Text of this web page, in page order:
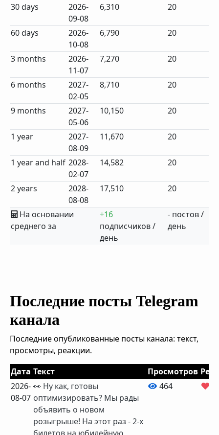
30 days
2026-
09-08
6,310 20
60 days
2026-
10-08
6,790 20
3 months
2026-
11-07
7,270 20
6 months
2027-
02-05
8,710 20
9 months
2027-
05-06
10,150 20
1 year
2027-
08-09
11,670 20
1 year and half 2028-
02-07
14,582 20
2 years
2028-
08-08
17,510 20
На основании
среднего за
+16
подписчиков /
день
- постов /
день
Последние посты Telegram
канала
Последние опубликованные посты канала: текст,
просмотры, реакции.
Дата Текст Просмотров
2026-
08-07
👀 Ну как, готовы
оптимизировать? Мы рады
объявить о новом
розыгрыше! На этот раз - 2-х
464